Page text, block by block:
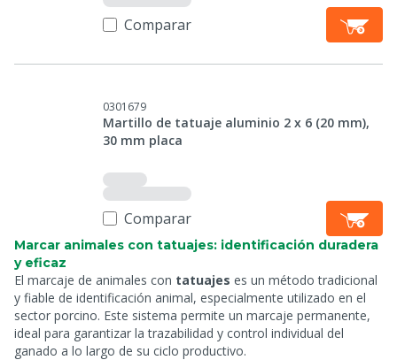
Comparar
0301679
Martillo de tatuaje aluminio 2 x 6 (20 mm),
30 mm placa
Comparar
Marcar animales con tatuajes: identificación duradera
y eficaz
El marcaje de animales con tatuajes es un método tradicional
y fiable de identificación animal, especialmente utilizado en el
sector porcino. Este sistema permite un marcaje permanente,
ideal para garantizar la trazabilidad y control individual del
ganado a lo largo de su ciclo productivo.